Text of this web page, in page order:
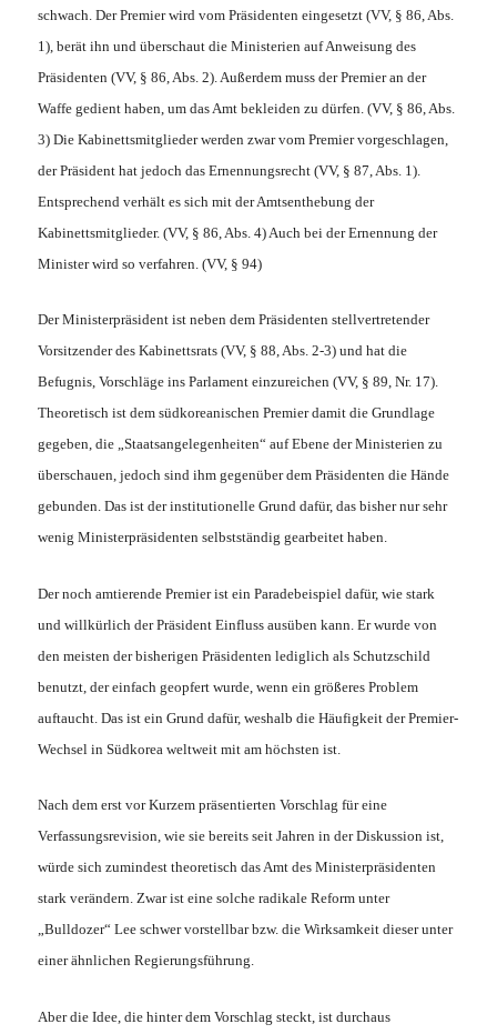
schwach. Der Premier wird vom Präsidenten eingesetzt (VV, § 86, Abs.
1), berät ihn und überschaut die Ministerien auf Anweisung des
Präsidenten (VV, § 86, Abs. 2). Außerdem muss der Premier an der
Waffe gedient haben, um das Amt bekleiden zu dürfen. (VV, § 86, Abs.
3) Die Kabinettsmitglieder werden zwar vom Premier vorgeschlagen,
der Präsident hat jedoch das Ernennungsrecht (VV, § 87, Abs. 1).
Entsprechend verhält es sich mit der Amtsenthebung der
Kabinettsmitglieder. (VV, § 86, Abs. 4) Auch bei der Ernennung der
Minister wird so verfahren. (VV, § 94)
Der Ministerpräsident ist neben dem Präsidenten stellvertretender
Vorsitzender des Kabinettsrats (VV, § 88, Abs. 2-3) und hat die
Befugnis, Vorschläge ins Parlament einzureichen (VV, § 89, Nr. 17).
Theoretisch ist dem südkoreanischen Premier damit die Grundlage
gegeben, die „Staatsangelegenheiten“ auf Ebene der Ministerien zu
überschauen, jedoch sind ihm gegenüber dem Präsidenten die Hände
gebunden. Das ist der institutionelle Grund dafür, das bisher nur sehr
wenig Ministerpräsidenten selbstständig gearbeitet haben.
Der noch amtierende Premier ist ein Paradebeispiel dafür, wie stark
und willkürlich der Präsident Einfluss ausüben kann. Er wurde von
den meisten der bisherigen Präsidenten lediglich als Schutzschild
benutzt, der einfach geopfert wurde, wenn ein größeres Problem
auftaucht. Das ist ein Grund dafür, weshalb die Häufigkeit der Premier-
Wechsel in Südkorea weltweit mit am höchsten ist.
Nach dem erst vor Kurzem präsentierten Vorschlag für eine
Verfassungsrevision, wie sie bereits seit Jahren in der Diskussion ist,
würde sich zumindest theoretisch das Amt des Ministerpräsidenten
stark verändern. Zwar ist eine solche radikale Reform unter
„Bulldozer“ Lee schwer vorstellbar bzw. die Wirksamkeit dieser unter
einer ähnlichen Regierungsführung.
Aber die Idee, die hinter dem Vorschlag steckt, ist durchaus